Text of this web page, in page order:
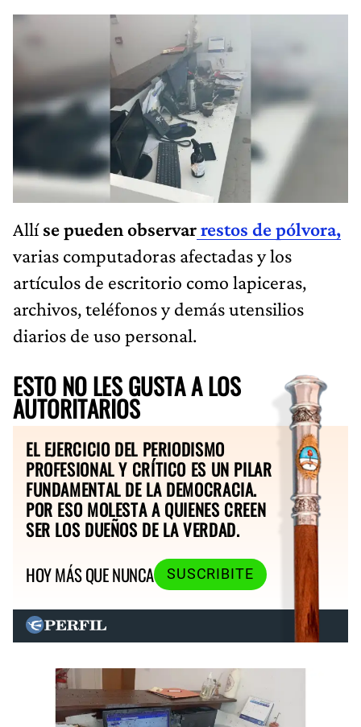
Allíse pueden observarrestos de pólvora,
varias computadoras afectadas y los
artículos de escritorio como lapiceras,
archivos, teléfonos y demás utensilios
diarios de uso personal.
ESTO NO LES GUSTA A LOS
AUTORITARIOS
EL EJERCICIO DEL PERIODISMO
PROFESIONAL Y CRÍTICO ES UN PILAR
FUNDAMENTAL DE LA DEMOCRACIA.
POR ESO MOLESTA A QUIENES CREEN
SER LOS DUEÑOS DE LA VERDAD.
HOY MÁS QUE NUNCA
SUSCRIBITE